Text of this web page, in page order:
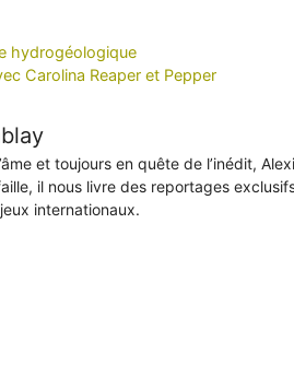
hydrogéologique
Carolina Reaper et Pepper
et toujours en quête de l’inédit,
il nous livre des reportages
internationaux.